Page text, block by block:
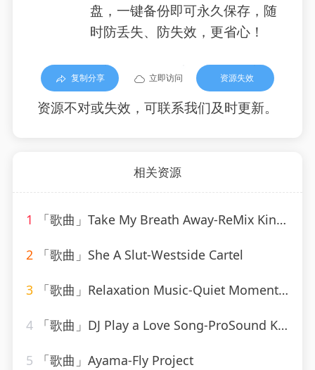
盘，一键备份即可永久保存，随
时防丢失、防失效，更省心！
复制分享 立即访问 资源失效
资源不对或失效，可联系我们及时更新。
相关资源
1 「歌曲」Take My Breath Away-ReMix Kings
2 「歌曲」She A Slut-Westside Cartel
3 「歌曲」Relaxation Music-Quiet Moments、SPA、Spa Relaxation
4 「歌曲」DJ Play a Love Song-ProSound Karaoke Band
5 「歌曲」Ayama-Fly Project